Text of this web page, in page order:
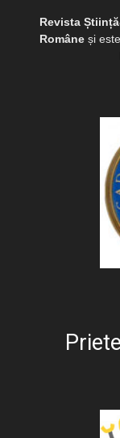
Revista
Româneși